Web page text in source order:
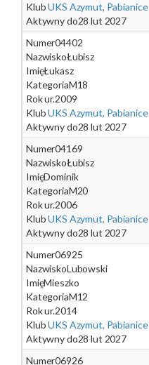
KlubUKS Azymut, Pabianice
Aktywny do28 lut 2027
Numer04402
NazwiskoŁubisz
ImięŁukasz
KategoriaM18
Rok ur.2009
KlubUKS Azymut, Pabianice
Aktywny do28 lut 2027
Numer04169
NazwiskoŁubisz
ImięDominik
KategoriaM20
Rok ur.2006
KlubUKS Azymut, Pabianice
Aktywny do28 lut 2027
Numer06925
NazwiskoLubowski
ImięMieszko
KategoriaM12
Rok ur.2014
KlubUKS Azymut, Pabianice
Aktywny do28 lut 2027
Numer06926